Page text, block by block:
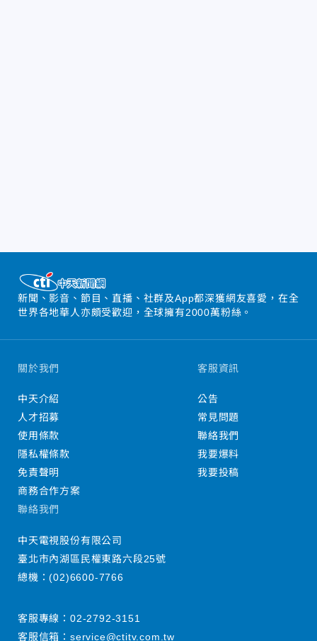
新聞、影音、節目、直播、社群及App都深獲網友喜愛，在全
世界各地華人亦頗受歡迎，全球擁有2000萬粉絲。
關於我們
中天介紹
人才招募
使用條款
隱私權條款
免責聲明
商務合作方案
客服資訊
公告
常見問題
聯絡我們
我要爆料
我要投稿
聯絡我們
中天電視股份有限公司
臺北市內湖區民權東路六段25號
總機：(02)6600-7766
客服專線： 02-2792-3151
客服信箱： service@ctitv.com.tw